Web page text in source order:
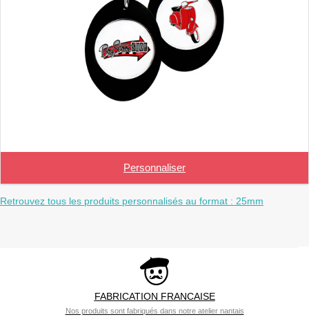
Personnaliser
Retrouvez tous les produits personnalisés au format : 25mm
FABRICATION FRANCAISE
Nos produits sont fabriqués dans notre atelier nantais